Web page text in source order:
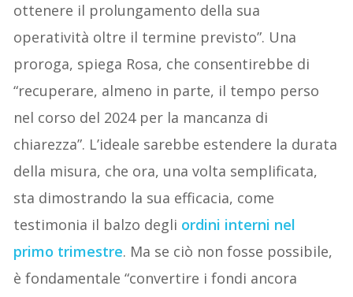
ottenere il prolungamento della sua
operatività oltre il termine previsto”. Una
proroga, spiega Rosa, che consentirebbe di
“recuperare, almeno in parte, il tempo perso
nel corso del 2024 per la mancanza di
chiarezza”. L’ideale sarebbe estendere la durata
della misura, che ora, una volta semplificata,
sta dimostrando la sua efficacia, come
testimonia il balzo degli ordini interni nel
primo trimestre. Ma se ciò non fosse possibile,
è fondamentale “convertire i fondi ancora